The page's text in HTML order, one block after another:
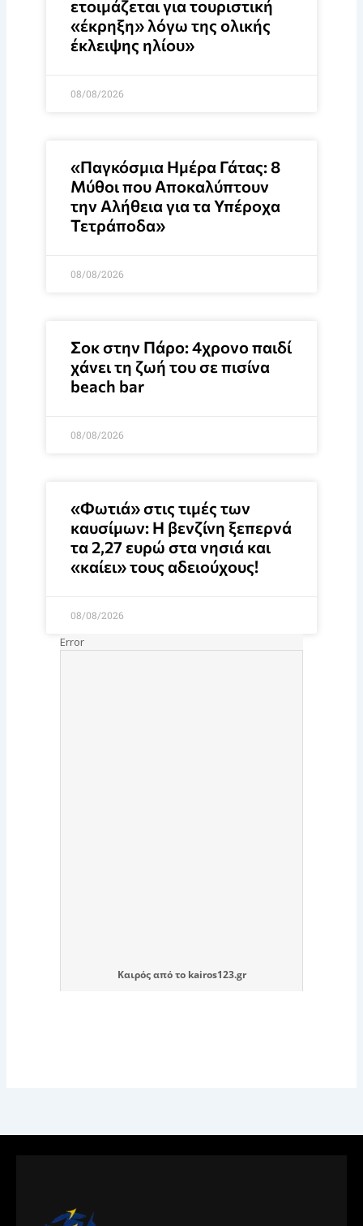
ετοιμάζεται για τουριστική
«έκρηξη» λόγω της ολικής
έκλειψης ηλίου»
08/08/2026
«Παγκόσμια Ημέρα Γάτας: 8
Μύθοι που Αποκαλύπτουν
την Αλήθεια για τα Υπέροχα
Τετράποδα»
08/08/2026
Σοκ στην Πάρο: 4χρονο παιδί
χάνει τη ζωή του σε πισίνα
beach bar
08/08/2026
«Φωτιά» στις τιμές των
καυσίμων: Η βενζίνη ξεπερνά
τα 2,27 ευρώ στα νησιά και
«καίει» τους αδειούχους!
08/08/2026
Καιρόςαπό το kairos123.gr